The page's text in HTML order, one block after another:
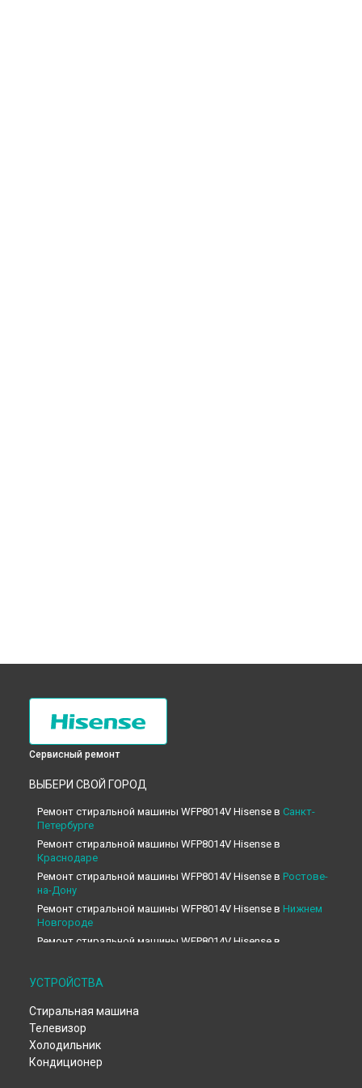
Сервисный ремонт
ВЫБЕРИ СВОЙ ГОРОД
Ремонт стиральной машины WFP8014V Hisense в Санкт-
Петербурге
Ремонт стиральной машины WFP8014V Hisense в
Краснодаре
Ремонт стиральной машины WFP8014V Hisense в Ростове-
на-Дону
Ремонт стиральной машины WFP8014V Hisense в Нижнем
Новгороде
Ремонт стиральной машины WFP8014V Hisense в
Ремонт стиральной машины WFP8014V Hisense в
Челябинске
Ремонт стиральной машины WFP8014V Hisense в
Екатеринбурге
Ремонт стиральной машины WFP8014V Hisense в
Ремонт стиральной машины WFP8014V Hisense в
УСТРОЙСТВА
Стиральная машина
Телевизор
Холодильник
Кондиционер